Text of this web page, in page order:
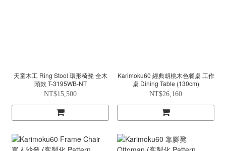
天童木工 Ring Stool 環形椅凳 全木
頭款 T-3195WB-NT
NT$15,500
Karimoku60 經典胡桃木色餐桌 工作
桌 Dining Table (130cm)
NT$26,160